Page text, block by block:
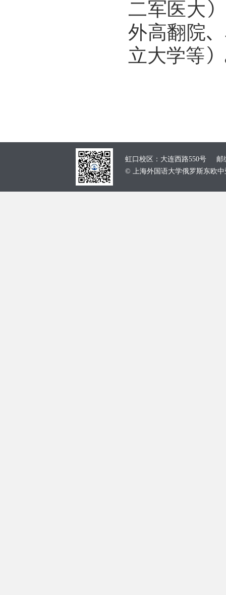
二军医大
外高翻院
立大学等
虹口校区：大连西路550号 邮
© 上海外国语大学俄罗斯东欧中